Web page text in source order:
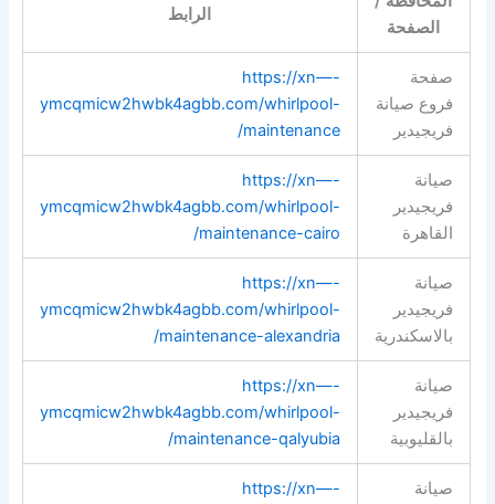
الصفحة
الرابط
صفحة
فروع صيانة
فريجيدير
https://xn—-
ymcqmicw2hwbk4agbb.com/whirlpool-
maintenance/
صيانة
فريجيدير
القاهرة
https://xn—-
ymcqmicw2hwbk4agbb.com/whirlpool-
maintenance-cairo/
صيانة
فريجيدير
بالاسكندرية
https://xn—-
ymcqmicw2hwbk4agbb.com/whirlpool-
maintenance-alexandria/
صيانة
فريجيدير
بالقليوبية
https://xn—-
ymcqmicw2hwbk4agbb.com/whirlpool-
maintenance-qalyubia/
صيانة
https://xn—-